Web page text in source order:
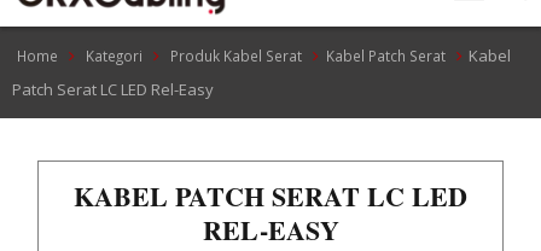
Home Kategori Produk Kabel Serat Kabel Patch Serat
Kabel
Patch Serat LC LED Rel-Easy
KABEL PATCH SERAT LC LED
REL-EASY